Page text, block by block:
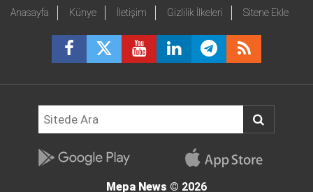
Anasayfa Künye İletişim Gizlilik İlkeleri Sitene Ekle
Mepa News © 2026